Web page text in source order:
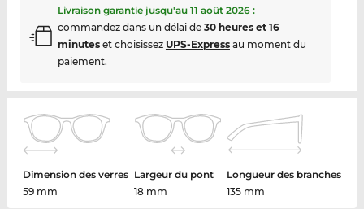
Livraison garantie jusqu'au 11 août 2026:
commandez dans un délai de 30 heures et 16
minuteset choisissez UPS-Expressau moment du
paiement.
Dimension des verres
59 mm
Largeur du pont
18 mm
Longueur des branches
135 mm